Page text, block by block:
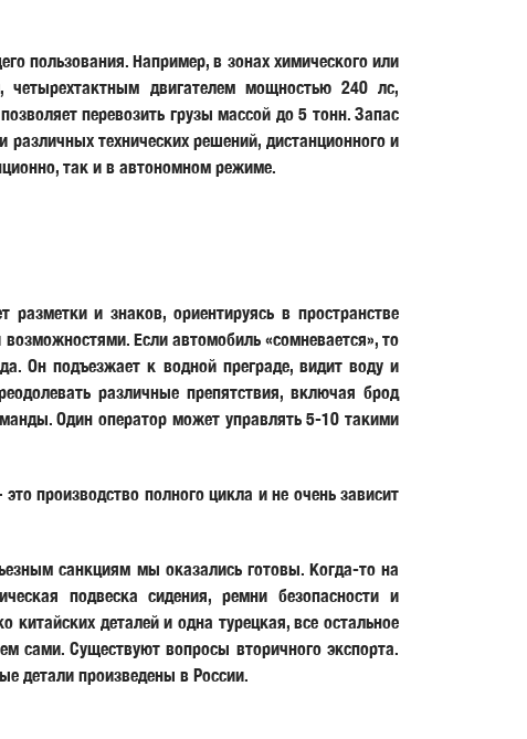
пользования. Например, в зонах химического или
четырехтактным двигателем мощностью 240 лс,
перевозить грузы массой до 5 тонн. Запас
различных технических решений, дистанционного и
так и в автономном режиме.
и знаков, ориентируясь в пространстве
Если автомобиль «сомневается», то
Он подъезжает к водной преграде, видит воду и
различные препятствия, включая брод
Один оператор может управлять 5-10 такими
производство полного цикла и не очень зависит
санкциям мы оказались готовы. Когда-то на
подвеска сидения, ремни безопасности и
деталей и одна турецкая, все остальное
сами. Существуют вопросы вторичного экспорта.
детали произведены в России.